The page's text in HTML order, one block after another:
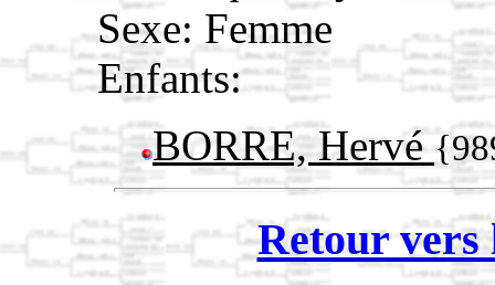
Sexe: Femme
Enfants:
BORRE, Hervé
Retour vers